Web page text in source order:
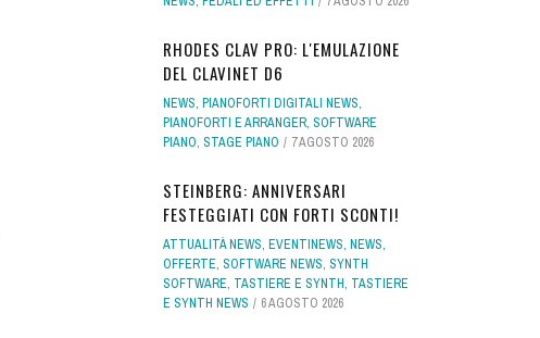
RHODES CLAV PRO: L'EMULAZIONE
DEL CLAVINET D6
NEWS, PIANOFORTI DIGITALI NEWS,
PIANOFORTI E ARRANGER, SOFTWARE
PIANO, STAGE PIANO 7 AGOSTO 2026
STEINBERG: ANNIVERSARI
FESTEGGIATI CON FORTI SCONTI!
ATTUALITÀ NEWS, EVENTINEWS, NEWS,
OFFERTE, SOFTWARE NEWS, SYNTH
SOFTWARE, TASTIERE E SYNTH, TASTIERE
E SYNTH NEWS
6 AGOSTO 2026